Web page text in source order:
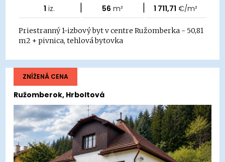
1 iz. | 56 m² | 1 711,71 €/m²
Priestranný 1-izbový byt v centre Ružomberka - 50,81
m2 + pivnica, tehlová bytovka
Ružomberok, Hrboltová
ZNÍŽENÁ CENA